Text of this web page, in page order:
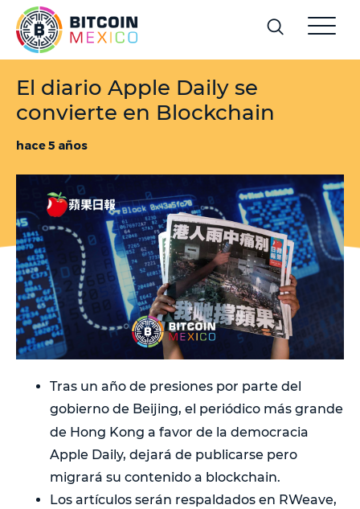
El diario Apple Daily se
convierte en Blockchain
hace 5 años
Tras un año de presiones por parte del
gobierno de Beijing, el periódico más grande
de Hong Kong a favor de la democracia
Apple Daily, dejará de publicarse pero
migrará su contenido a blockchain.
Los artículos serán respaldados en RWeave,